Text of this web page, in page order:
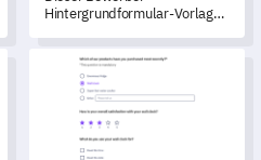
Hintergrundformular-Vorlage
Einblicke in die Bildungs- und
Berufsgeschichte einer Person
zu gewinnen, wodurch Sie
potenzielle
Übereinstimmungen für
Stellenrollen identifizieren
können.
Vorlage
Mitarbeiter Belohnungen